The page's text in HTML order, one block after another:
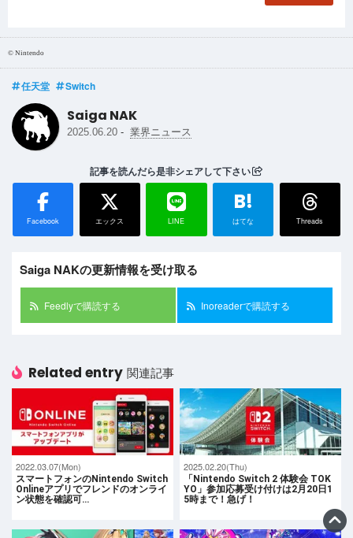
© Nintendo
任天堂 Switch
Saiga NAK
2025.06.20 - 業界ニュース
記事を読んだら是非シェアして下さい
Facebook エックス LINE
B!
はてな Threads
Saiga NAKの更新情報を受け取る
Feedlyで購読する Inoreaderで購読する
Related entry 関連記事
2022.03.07(Mon)
スマートフォンのNintendo Switch
Onlineアプリでフレンドのオンライ
ン状態を確認可…
2025.02.20(Thu)
「Nintendo Switch 2 体験会 TOK
YO」参加応募受け付けは2月20日1
5時まで！急げ！